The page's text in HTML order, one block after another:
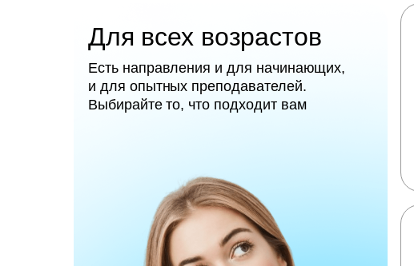
Для всех возрастов
Есть направления и для начинающих,
и для опытных преподавателей.
Выбирайте то, что подходит вам